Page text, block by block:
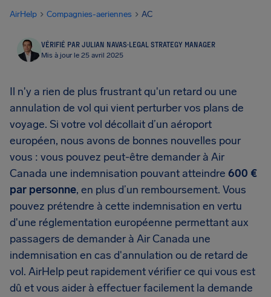
AirHelp Compagnies-aeriennes AC
VÉRIFIÉ PAR JULIAN NAVAS·LEGAL STRATEGY MANAGER
Mis à jour le 25 avril 2025
Il n'y a rien de plus frustrant qu'un retard ou une
annulation de vol qui vient perturber vos plans de
voyage. Si votre vol décollait d’un aéroport
européen, nous avons de bonnes nouvelles pour
vous : vous pouvez peut-être demander à Air
Canada une indemnisation pouvant atteindre 600 €
par personne, en plus d’un remboursement. Vous
pouvez prétendre à cette indemnisation en vertu
d'une réglementation européenne permettant aux
passagers de demander à Air Canada une
indemnisation en cas d'annulation ou de retard de
vol. AirHelp peut rapidement vérifier ce qui vous est
dû et vous aider à effectuer facilement la demande